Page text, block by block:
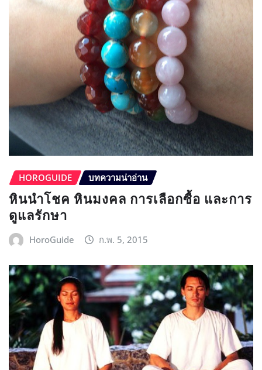
HOROGUIDE บทความน่าอ่าน
หินนำโชค หินมงคล การเลือกซื้อ และการ
ดูแลรักษา
HoroGuide ก.พ. 5, 2015